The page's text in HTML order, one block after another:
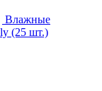
Влажные
(25 шт.)